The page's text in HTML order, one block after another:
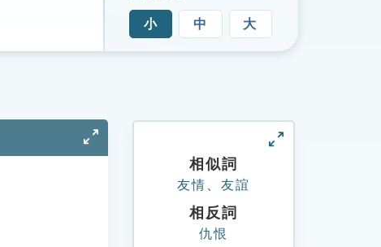
小 中 大
相似詞
友情 友誼
相反詞
仇恨